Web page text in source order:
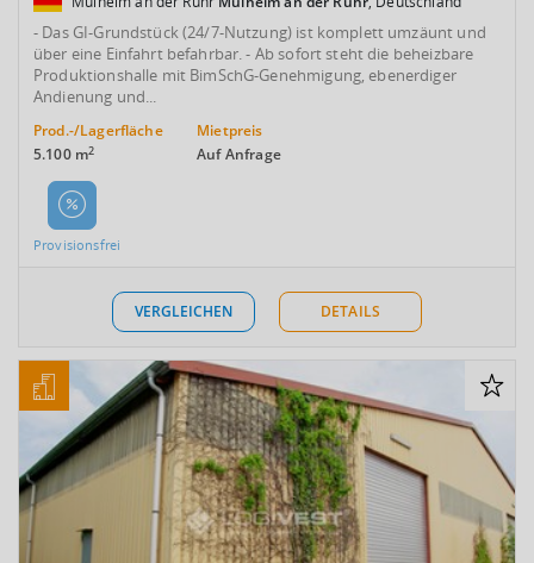
- Das GI-Grundstück (24/7-Nutzung) ist komplett umzäunt und
über eine Einfahrt befahrbar. - Ab sofort steht die beheizbare
Produktionshalle mit BimSchG-Genehmigung, ebenerdiger
Andienung und...
Prod.-/Lagerfläche
5.100 m2
Mietpreis
Auf Anfrage
Provisionsfrei
VERGLEICHEN DETAILS